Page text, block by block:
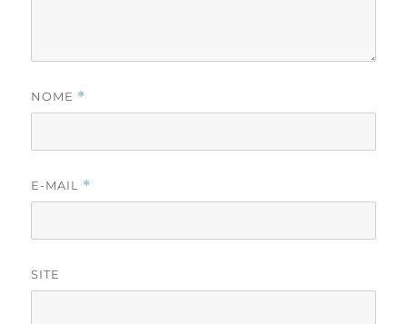
NOME *
E-MAIL *
SITE